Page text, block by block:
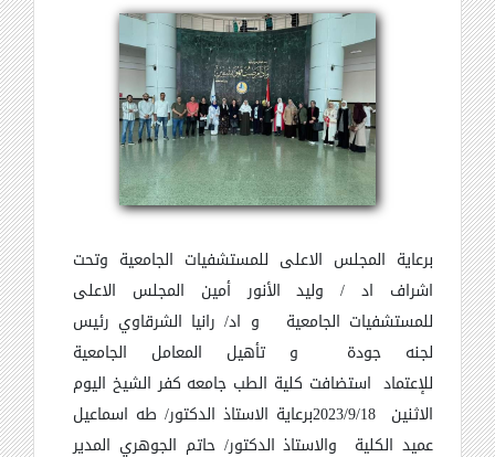
برعاية المجلس الاعلى للمستشفيات الجامعية وتحت
اشراف اد / وليد الأنور أمين المجلس الاعلى
للمستشفيات الجامعية و اد/ رانيا الشرقاوي رئيس
لجنه جودة
و تأهيل المعامل الجامعية
للإعتماد استضافت كلية الطب جامعه كفر الشيخ اليوم
الاثنين 2023/9/18برعاية الاستاذ الدكتور/ طه اسماعيل
عميد الكلية
والاستاذ الدكتور/ حاتم الجوهري المدير